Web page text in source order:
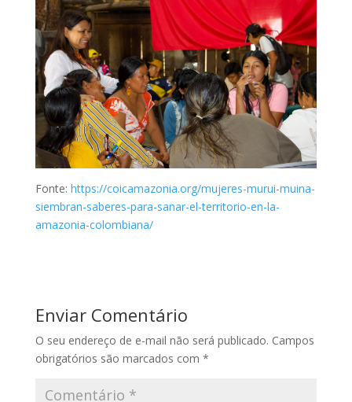
Fonte: https://coicamazonia.org/mujeres-murui-muina-
siembran-saberes-para-sanar-el-territorio-en-la-
amazonia-colombiana/
Enviar Comentário
O seu endereço de e-mail não será publicado. Campos
obrigatórios são marcados com *